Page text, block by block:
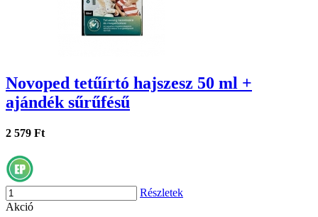
Novoped tetűírtó hajszesz 50 ml +
ajándék sűrűfésű
2 579 Ft
Részletek
Akció